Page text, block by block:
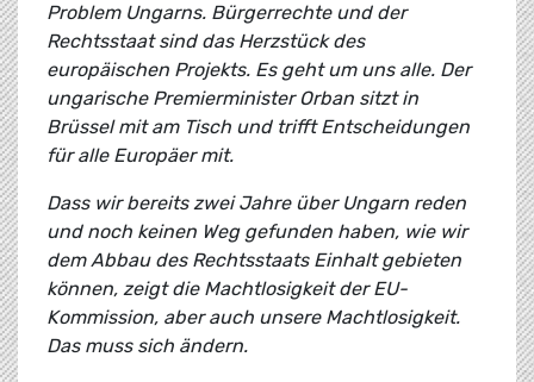
Problem Ungarns. Bürgerrechte und der
Rechtsstaat sind das Herzstück des
europäischen Projekts. Es geht um uns alle. Der
ungarische Premierminister Orban sitzt in
Brüssel mit am Tisch und trifft Entscheidungen
für alle Europäer mit.
Dass wir bereits zwei Jahre über Ungarn reden
und noch keinen Weg gefunden haben, wie wir
dem Abbau des Rechtsstaats Einhalt gebieten
können, zeigt die Machtlosigkeit der EU-
Kommission, aber auch unsere Machtlosigkeit.
Das muss sich ändern.